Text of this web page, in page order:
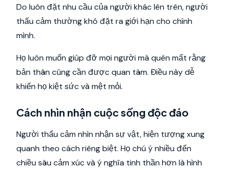
Do luôn đặt nhu cầu của người khác lên trên, người
thấu cảm thường khó đặt ra giới hạn cho chính
mình.
Họ luôn muốn giúp đỡ mọi người mà quên mất rằng
bản thân cũng cần được quan tâm. Điều này dễ
khiến họ kiệt sức và mệt mỏi.
Cách nhìn nhận cuộc sống độc đáo
Người thấu cảm nhìn nhận sự vật, hiện tượng xung
quanh theo cách riêng biệt. Họ chú ý nhiều đến
chiều sâu cảm xúc và ý nghĩa tinh thần hơn là hình